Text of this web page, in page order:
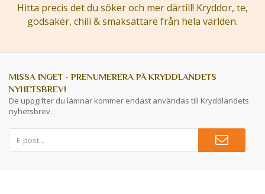
Hitta precis det du söker och mer därtill! Kryddor, te,
godsaker, chili & smaksättare från hela världen.
MISSA INGET - PRENUMERERA PÅ KRYDDLANDETS
NYHETSBREV!
De uppgifter du lämnar kommer endast användas till Kryddlandets
nyhetsbrev.